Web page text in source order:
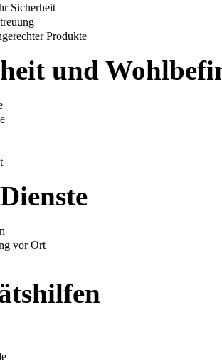
Sicherheit
Produkte
und
vor Ort